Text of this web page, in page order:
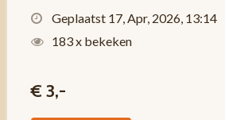
Geplaatst 17, Apr, 2026, 13:14
183 x bekeken
€ 3,-